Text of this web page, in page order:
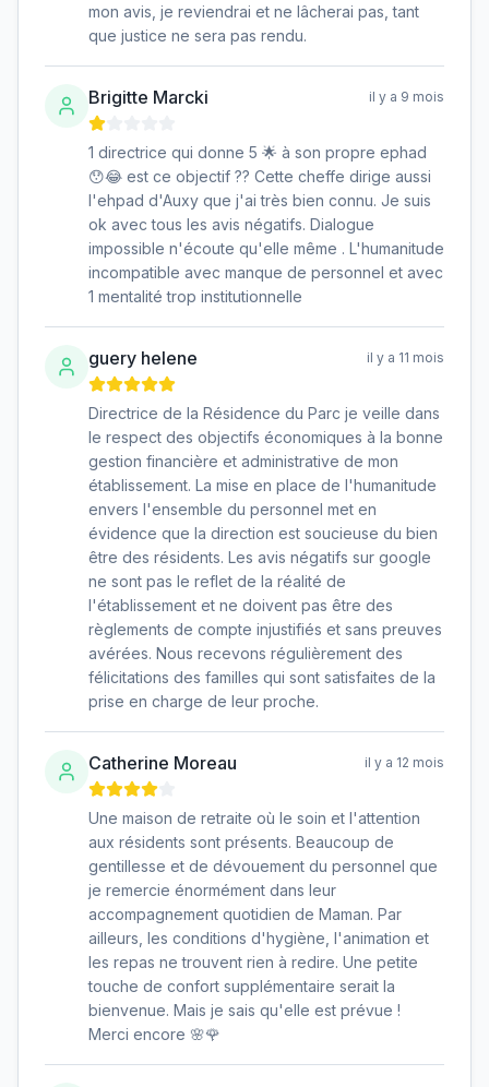
mon avis, je reviendrai et ne lâcherai pas, tant
que justice ne sera pas rendu.
Brigitte Marcki il y a 9 mois
1 directrice qui donne 5 🌟 à son propre ephad
😯😂 est ce objectif ?? Cette cheffe dirige aussi
l'ehpad d'Auxy que j'ai très bien connu. Je suis
ok avec tous les avis négatifs. Dialogue
impossible n'écoute qu'elle même . L'humanitude
incompatible avec manque de personnel et avec
1 mentalité trop institutionnelle
guery helene il y a 11 mois
Directrice de la Résidence du Parc je veille dans
le respect des objectifs économiques à la bonne
gestion financière et administrative de mon
établissement. La mise en place de l'humanitude
envers l'ensemble du personnel met en
évidence que la direction est soucieuse du bien
être des résidents. Les avis négatifs sur google
ne sont pas le reflet de la réalité de
l'établissement et ne doivent pas être des
règlements de compte injustifiés et sans preuves
avérées. Nous recevons régulièrement des
félicitations des familles qui sont satisfaites de la
prise en charge de leur proche.
Catherine Moreau il y a 12 mois
Une maison de retraite où le soin et l'attention
aux résidents sont présents. Beaucoup de
gentillesse et de dévouement du personnel que
je remercie énormément dans leur
accompagnement quotidien de Maman. Par
ailleurs, les conditions d'hygiène, l'animation et
les repas ne trouvent rien à redire. Une petite
touche de confort supplémentaire serait la
bienvenue. Mais je sais qu'elle est prévue !
Merci encore 🌸🌹